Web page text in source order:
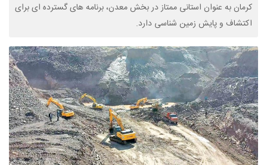
کرمان به عنوان استانی ممتاز در بخش معدن، برنامه های گسترده ای برای
اکتشاف و پایش زمین شناسی دارد.